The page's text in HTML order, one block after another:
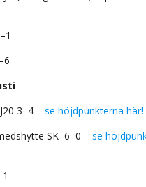
3–4 – se höjdpunkterna här!
SK 6–0 – se